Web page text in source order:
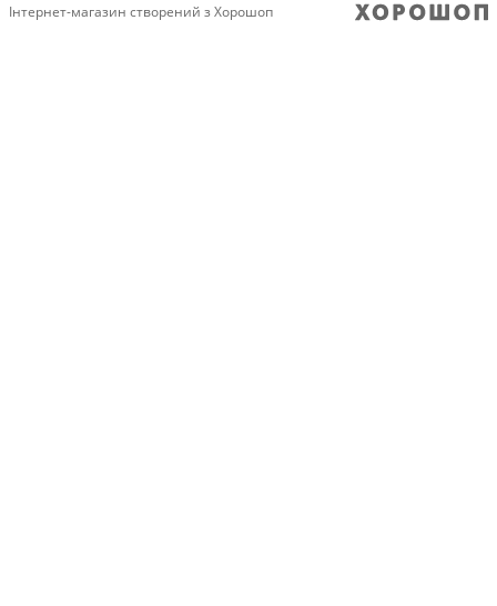
Інтернет-магазин створений з Хорошоп